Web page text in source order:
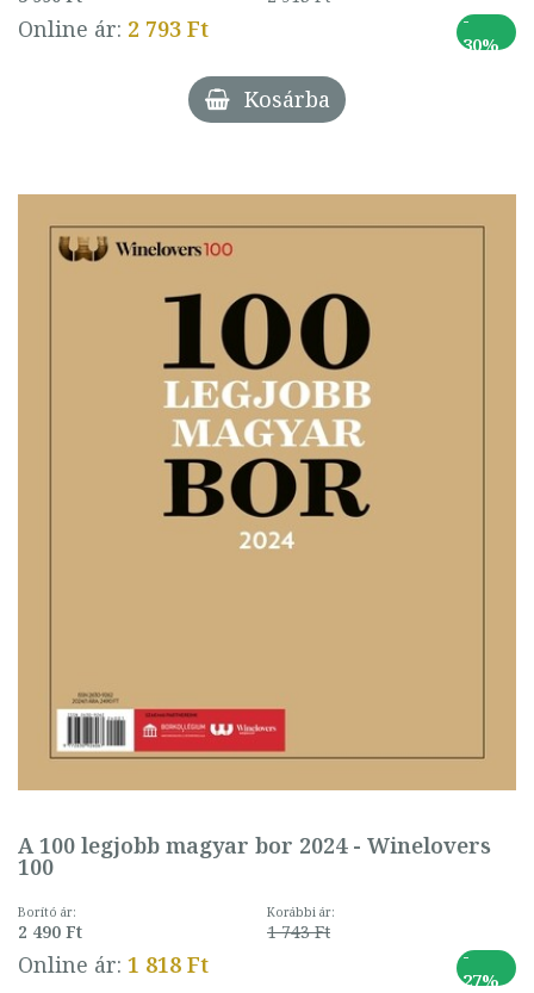
Online ár: 2 793 Ft
-
30%
Kosárba
A 100 legjobb magyar bor 2024 - Winelovers
100
Borító ár:
2 490 Ft
Korábbi ár:
1 743 Ft
Online ár: 1 818 Ft
-
27%